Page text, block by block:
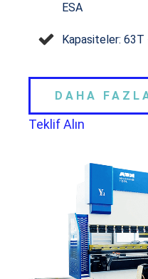
ESA
Kapasiteler:
DAHA
Teklif Alın